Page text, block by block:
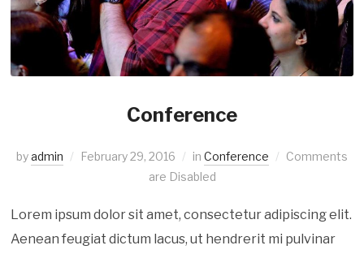
Conference
byadmin February 29, 2016 in Conference
Comments
are Disabled
Lorem ipsum dolor sit amet, consectetur adipiscing elit.
Aenean feugiat dictum lacus, ut hendrerit mi pulvinar